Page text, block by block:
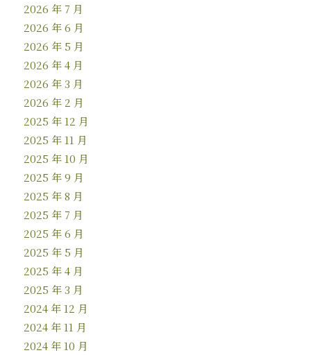
2026 年 7 月
2026 年 6 月
2026 年 5 月
2026 年 4 月
2026 年 3 月
2026 年 2 月
2025 年 12 月
2025 年 11 月
2025 年 10 月
2025 年 9 月
2025 年 8 月
2025 年 7 月
2025 年 6 月
2025 年 5 月
2025 年 4 月
2025 年 3 月
2024 年 12 月
2024 年 11 月
2024 年 10 月